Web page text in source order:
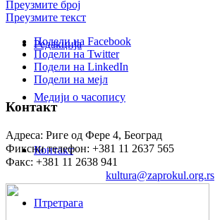
Редакција
Медији о часопису
Контакт
Птретрага
Преузмите број
Преузмите текст
Подели на Facebook
Подели на Twitter
Подели на LinkedIn
Подели на мејл
Контакт
Адреса: Риге од Фере 4, Београд
Фиксни телефон: +381 11 2637 565
Факс: +381 11 2638 941
kultura@zaprokul.org.rs